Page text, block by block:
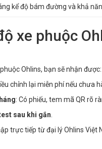
kể độ bám đường và khả
xe phuộc
Ohlins, bạn sẽ nhận được:
chỉnh lại miễn phí nếu chưa
: Có phiếu, tem mã QR rõ
sau khi gắn
trực tiếp từ đại lý Ohlins Việt